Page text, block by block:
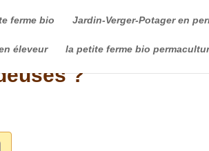
ferme bio Jardin-Verger-Potager en
éleveur la petite ferme bio
?